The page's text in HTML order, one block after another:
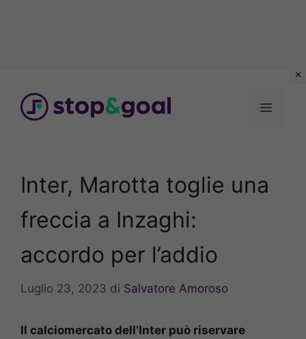
contenuto
Menu
Inter, Marotta toglie una
freccia a Inzaghi:
accordo per l’addio
Luglio 23, 2023 di Salvatore Amoroso
Il calciomercato dell’Inter può riservare